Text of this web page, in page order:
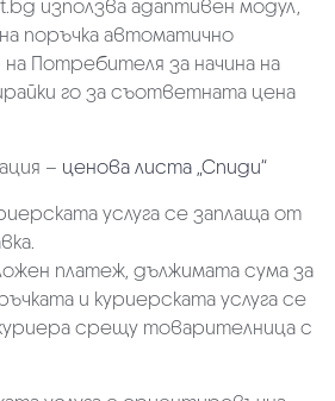
използва адаптивен модул,
поръчка автоматично
Потребителя за начина на
го за съответната цена
– ценова листа „Спиди“
услуга се заплаща от
платеж, дължимата сума за
и куриерската услуга се
срещу товарителница с